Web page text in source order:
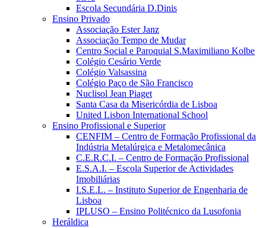
Escola Secundária D.Dinis
Ensino Privado
Associação Ester Janz
Associação Tempo de Mudar
Centro Social e Paroquial S.Maximiliano Kolbe
Colégio Cesário Verde
Colégio Valsassina
Colégio Paço de São Francisco
Nuclisol Jean Piaget
Santa Casa da Misericórdia de Lisboa
United Lisbon International School
Ensino Profissional e Superior
CENFIM – Centro de Formação Profissional da
Indústria Metalúrgica e Metalomecânica
C.E.R.C.I. – Centro de Formação Profissional
E.S.A.I. – Escola Superior de Actividades
Imobiliárias
I.S.E.L. – Instituto Superior de Engenharia de
Lisboa
IPLUSO – Ensino Politécnico da Lusofonia
Heráldica